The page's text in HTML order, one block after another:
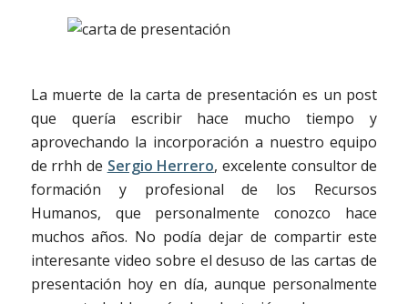
La muerte de la carta de presentación es un post
que quería escribir hace mucho tiempo y
aprovechando la incorporación a nuestro equipo
de rrhh de Sergio Herrero, excelente consultor de
formación y profesional de los Recursos
Humanos, que personalmente conozco hace
muchos años. No podía dejar de compartir este
interesante video sobre el desuso de las cartas de
presentación hoy en día, aunque personalmente